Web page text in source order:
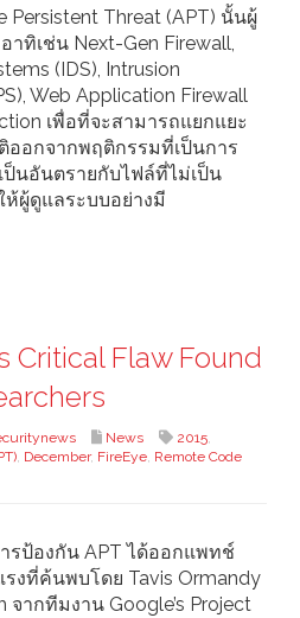
Persistent Threat (APT) นั้นผู้
าทิเช่น Next-Gen Firewall,
(IDS), Intrusion
Web Application Firewall
เพื่อที่จะสามารถแยกแยะ
อกจากพฤติกรรมที่เป็นการ
นอันตรายกับไฟล์ที่ไม่เป็น
ห้ผู้ดูแลระบบอย่างมี
Critical Flaw Found
News 2015,
, December, FireEye, Remote Code
รป้องกัน APT ได้ออกแพทช์
งที่ค้นพบโดย Tavis Ormandy
จากทีมงาน Google’s Project